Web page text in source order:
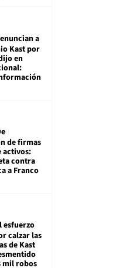
a
Kast por
en
de firmas
activos:
contra
a Franco
esfuerzo
calzar las
de Kast
mil robos